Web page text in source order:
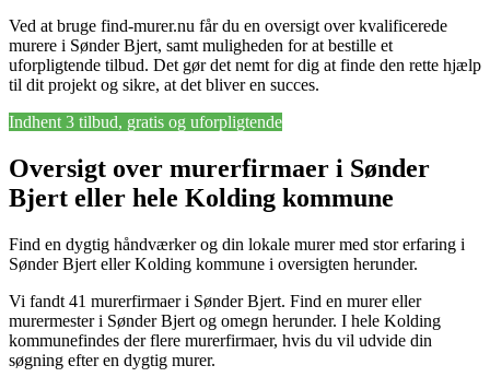
Ved at bruge find-murer.nu får du en oversigt over kvalificerede
murere i Sønder Bjert, samt muligheden for at bestille et
uforpligtende tilbud. Det gør det nemt for dig at finde den rette hjælp
til dit projekt og sikre, at det bliver en succes.
Indhent 3 tilbud, gratis og uforpligtende
Oversigt over murerfirmaer i Sønder
Bjert eller hele Kolding kommune
Find en dygtig håndværker og din lokale murer med stor erfaring i
Sønder Bjert eller Kolding kommune i oversigten herunder.
Vi fandt 41 murerfirmaer i Sønder Bjert. Find en murer eller
murermester i Sønder Bjert og omegn herunder. I hele Kolding
kommunefindes der flere murerfirmaer, hvis du vil udvide din
søgning efter en dygtig murer.